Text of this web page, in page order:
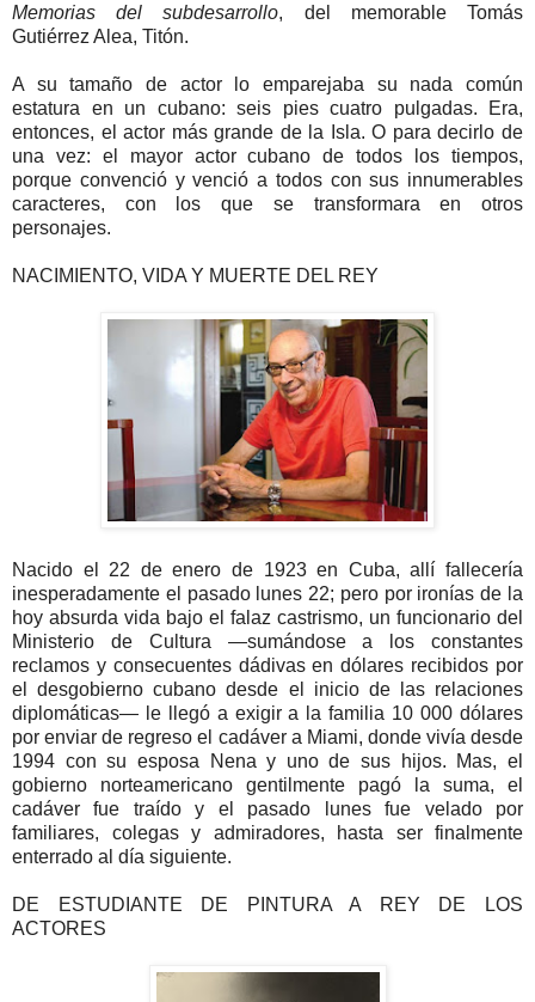
Memorias del subdesarrollo, del memorable Tomás
Gutiérrez Alea, Titón.
A su tamaño de actor lo emparejaba su nada común
estatura en un cubano: seis pies cuatro pulgadas. Era,
entonces, el actor más grande de la Isla. O para decirlo de
una vez: el mayor actor cubano de todos los tiempos,
porque convenció y venció a todos con sus innumerables
caracteres, con los que se transformara en otros
personajes.
NACIMIENTO, VIDA Y MUERTE DEL REY
Nacido el 22 de enero de 1923 en Cuba, allí fallecería
inesperadamente el pasado lunes 22; pero por ironías de la
hoy absurda vida bajo el falaz castrismo, un funcionario del
Ministerio de Cultura —sumándose a los constantes
reclamos y consecuentes dádivas en dólares recibidos por
el desgobierno cubano desde el inicio de las relaciones
diplomáticas— le llegó a exigir a la familia 10 000 dólares
por enviar de regreso el cadáver a Miami, donde vivía desde
1994 con su esposa Nena y uno de sus hijos. Mas, el
gobierno norteamericano gentilmente pagó la suma, el
cadáver fue traído y el pasado lunes fue velado por
familiares, colegas y admiradores, hasta ser finalmente
enterrado al día siguiente.
DE ESTUDIANTE DE PINTURA A REY DE LOS
ACTORES